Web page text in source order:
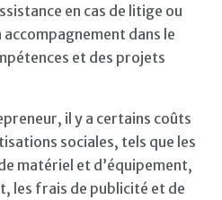
en cas de litige ou
dans le
et des projets
il y a certains coûts
sociales, tels que les
matériel et d’équipement,
les frais de publicité et de